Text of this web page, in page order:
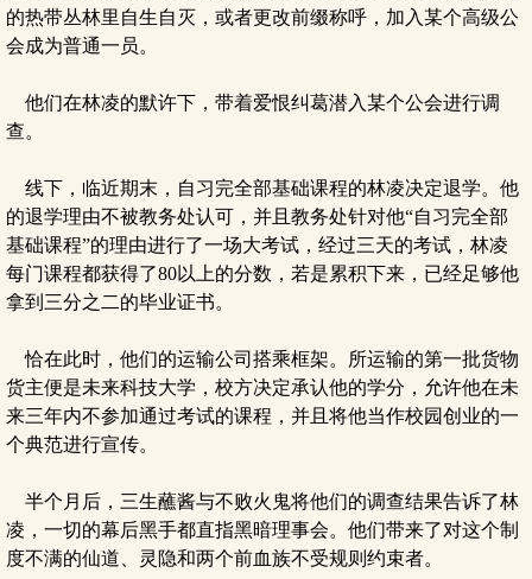
的热带丛林里自生自灭，或者更改前缀称呼，加入某个高级公
会成为普通一员。
他们在林凌的默许下，带着爱恨纠葛潜入某个公会进行调
查。
线下，临近期末，自习完全部基础课程的林凌决定退学。他
的退学理由不被教务处认可，并且教务处针对他“自习完全部
基础课程”的理由进行了一场大考试，经过三天的考试，林凌
每门课程都获得了80以上的分数，若是累积下来，已经足够他
拿到三分之二的毕业证书。
恰在此时，他们的运输公司搭乘框架。所运输的第一批货物
货主便是未来科技大学，校方决定承认他的学分，允许他在未
来三年内不参加通过考试的课程，并且将他当作校园创业的一
个典范进行宣传。
半个月后，三生蘸酱与不败火鬼将他们的调查结果告诉了林
凌，一切的幕后黑手都直指黑暗理事会。他们带来了对这个制
度不满的仙道、灵隐和两个前血族不受规则约束者。